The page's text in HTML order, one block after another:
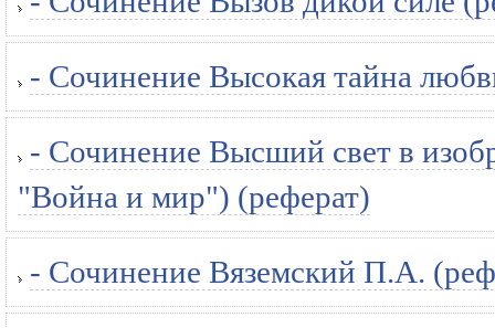
- Сочинение Высокая тайна
- Сочинение Высший свет в
"Война и мир") (реферат)
- Сочинение Вяземский П.А.